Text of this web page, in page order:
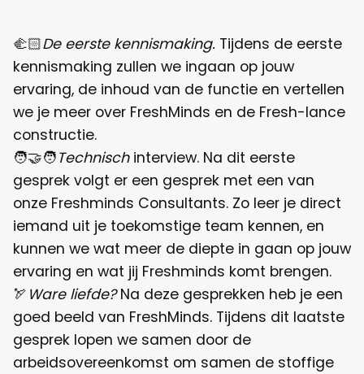
🫲🏻De eerste kennismaking. Tijdens de eerste
kennismaking zullen we ingaan op jouw
ervaring, de inhoud van de functie en vertellen
we je meer over FreshMinds en de Fresh-lance
constructie.
🧑‍🤝‍🧑Technisch interview. Na dit eerste
gesprek volgt er een gesprek met een van
onze Freshminds Consultants. Zo leer je direct
iemand uit je toekomstige team kennen, en
kunnen we wat meer de diepte in gaan op jouw
ervaring en wat jij Freshminds komt brengen.
🏹 Ware liefde?Na deze gesprekken heb je een
goed beeld van FreshMinds. Tijdens dit laatste
gesprek lopen we samen door de
arbeidsovereenkomst om samen de stoffige